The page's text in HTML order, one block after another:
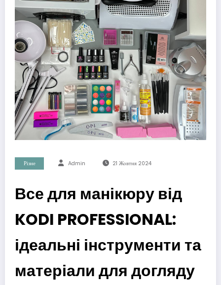
Різне Admin 21 Жовтня 2024
Все для манікюру від
KODI PROFESSIONAL:
ідеальні інструменти та
матеріали для догляду